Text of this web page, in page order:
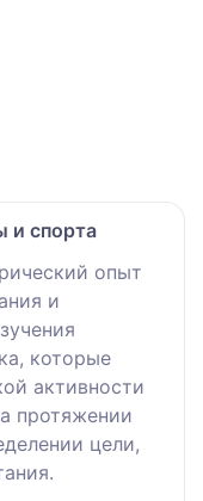
и спорта
опыт
и
которые
активности
протяжении
цели,